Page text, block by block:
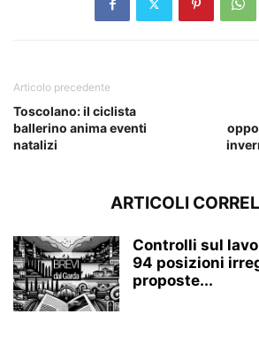
Articolo precedente
Toscolano: il ciclista
ballerino anima eventi
natalizi
ARTICOLI
Controlli sul
94 posizioni
proposte...